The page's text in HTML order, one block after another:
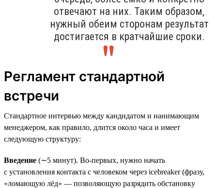
отвечают на них. Таким образом,
нужный обеим сторонам результат
достигается в кратчайшие сроки.
Регламент стандартной
встречи
Стандартное интервью между кандидатом и нанимающим
менеджером, как правило, длится около часа и имеет
следующую структуру:
Введение (∼5 минут). Во-первых, нужно начать
с установления контакта с человеком через icebreaker (фразу,
«ломающую лёд» — позволяющую разрядить обстановку